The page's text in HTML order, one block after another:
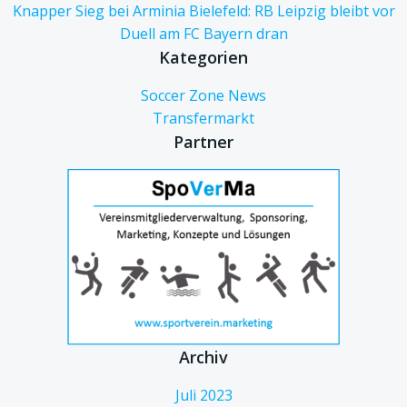
Knapper Sieg bei Arminia Bielefeld: RB Leipzig bleibt vor
Duell am FC Bayern dran
Kategorien
Soccer Zone News
Transfermarkt
Partner
Archiv
Juli 2023